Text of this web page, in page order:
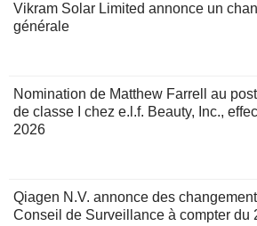
Vikram Solar Limited annonce un
générale
Nomination de Matthew Farrell au
de classe I chez e.l.f. Beauty, Inc.,
2026
Qiagen N.V. annonce des
Conseil de Surveillance à compter du